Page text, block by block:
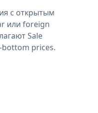
с открытым
или foreign
Sale
prices.